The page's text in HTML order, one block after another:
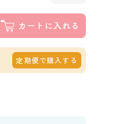
定期便で購入する